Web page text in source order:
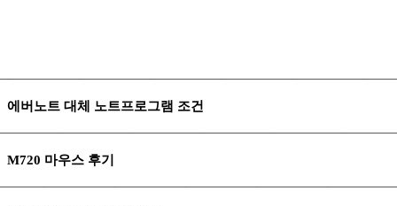
에버노트 대체 노트프로그램 조건
M720 마우스 후기